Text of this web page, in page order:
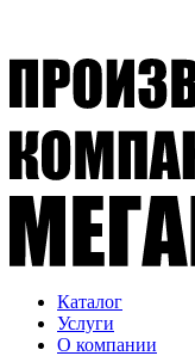
Каталог
Услуги
О компании